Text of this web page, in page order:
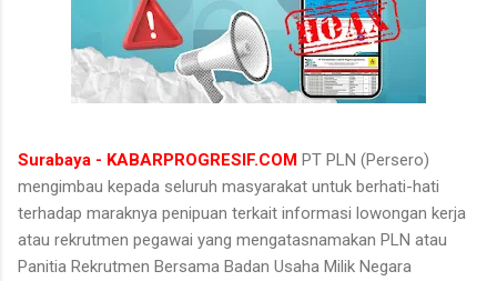
Surabaya - KABARPROGRESIF.COM PT PLN (Persero)
mengimbau kepada seluruh masyarakat untuk berhati-hati
terhadap maraknya penipuan terkait informasi lowongan kerja
atau rekrutmen pegawai yang mengatasnamakan PLN atau
Panitia Rekrutmen Bersama Badan Usaha Milik Negara